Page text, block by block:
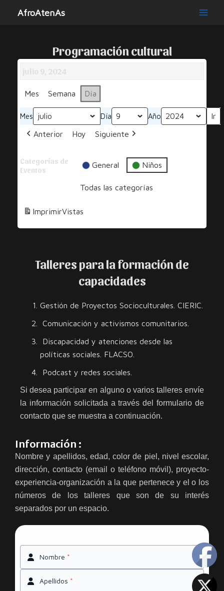
AfroAtenAs
Programación cultural
Mes Semana Día
Mes Día Año
Anterior Hoy Siguiente
Categorías de
Eventos
General Niños
Todas las categorías
ImprimirVistas
Talleres para la formación de
capacidades
Gestión de Proyectos Socioculturales. CIERIC.
Comunicación y activismos comunitarios.
Discapacidad y atenciones desde las
políticas sociales. FLACSO.
Podcast y redes sociales.
Si desea participar en alguno o varios talleres envíe
la información solicitada a través del formulario de
contacto que se muestra a continuación.
Información :
Nombre y apellidos, edad, color de piel, nivel escolar,
dirección, contacto (email o teléfono móvil), proyecto-
experiencia-organización a la que pertenece y el o los
números de los talleres que son de su interés
separados por un espacio.
Nombre *
Apellidos *